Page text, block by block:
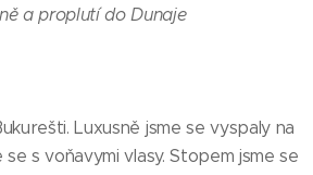
a proplutí do Dunaje
Luxusně jsme se vyspaly na
s voňavymi vlasy. Stopem jsme se